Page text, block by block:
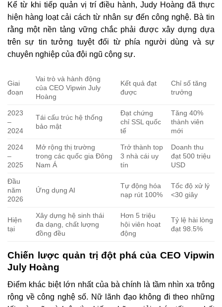
Kể từ khi tiếp quản vị trí điều hành, Judy Hoàng đã thực
hiện hàng loạt cải cách từ nhân sự đến công nghệ. Bà tin
rằng một nền tảng vững chắc phải được xây dựng dựa
trên sự tin tưởng tuyệt đối từ phía người dùng và sự
chuyên nghiệp của đội ngũ cộng sự.
Giai
đoạn
Vai trò và hành động
của CEO Vipwin July
Hoàng
Kết quả đạt
được
Chỉ số tăng
trưởng
2023
–
2024
Tái cấu trúc hệ thống
bảo mật
Đạt chứng
chỉ SSL quốc
tế
Tăng 40%
thành viên
mới
2024
–
2025
Mở rộng thị trường
trong các quốc gia Đông
Nam Á
Trở thành top
3 nhà cái uy
tín
Doanh thu
đạt 500 triệu
USD
Đầu
năm
2026
Ứng dụng AI
Tự động hóa
nạp rút 100%
Tốc độ xử lý
<30 giây
Hiện
tại
Xây dựng hệ sinh thái
đa dạng, chất lượng
đồng đều
Hơn 5 triệu
hội viên hoạt
động
Tỷ lệ hài lòng
đạt 98.5%
Chiến lược quản trị đột phá của CEO Vipwin
July Hoàng
Điểm khác biệt lớn nhất của bà chính là tầm nhìn xa trông
rộng về công nghệ số. Nữ lãnh đạo không đi theo những